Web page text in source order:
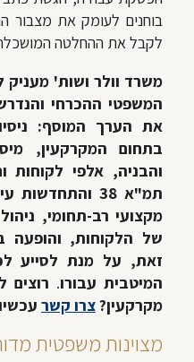
בוחנים לעומק את מצבור
לקבל את ההחלטה המושכלת
משרד וולר ושות'
המשפטי ההכרחי
בתחום המקרקעין,
והבניה, אלפי לקוחות
תמ"א 38
מקצועי רב-תחומי,
של הלקוחות, והופעה
זאת, על מנת לסייע
המיטבית עבורו.
מקרקעין?צרו קשר
מצוינות משפטית